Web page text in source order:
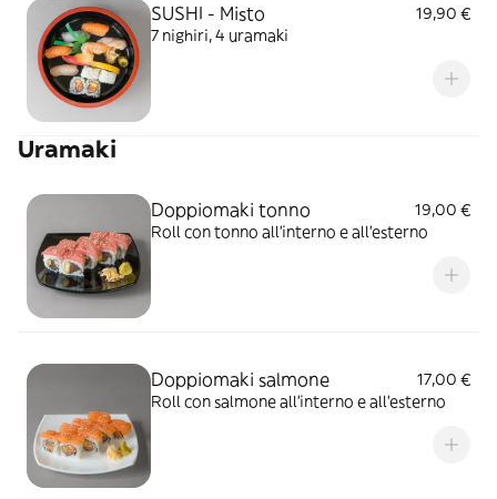
SUSHI - Misto
19,90 €
7 nighiri, 4 uramaki
Uramaki
Doppiomaki tonno
19,00 €
Roll con tonno all'interno e all'esterno
Doppiomaki salmone
17,00 €
Roll con salmone all'interno e all'esterno